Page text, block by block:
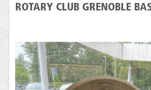
ROTARY CLUB GRENOBLE